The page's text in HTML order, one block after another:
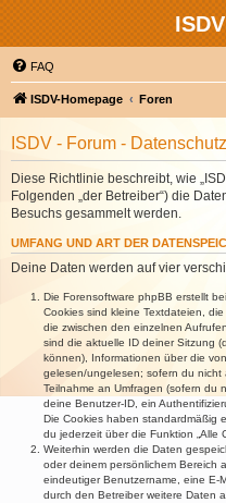
FAQ
ISDV-Homepage Foren
ISDV - Forum -
Diese Richtlinie beschreibt, wie
Folgenden „der Betreiber“) die
Besuchs gesammelt werden.
UMFANG UND ART DER
Deine Daten werden auf vier
Die Forensoftware phpBB erstellt
Cookies sind kleine Textdateien,
die zwischen den einzelnen
sind die aktuelle ID deiner Sitzung
können), Informationen über die
gelesen/ungelesen; sofern du nicht
Teilnahme an Umfragen (sofern du
deine Benutzer-ID, ein
Die Cookies haben standardmäßig
du jederzeit über die Funktion „Alle
Weiterhin werden die Daten
oder deinem persönlichem Bereich
eindeutiger Benutzername, eine E-
durch den Betreiber weitere Daten